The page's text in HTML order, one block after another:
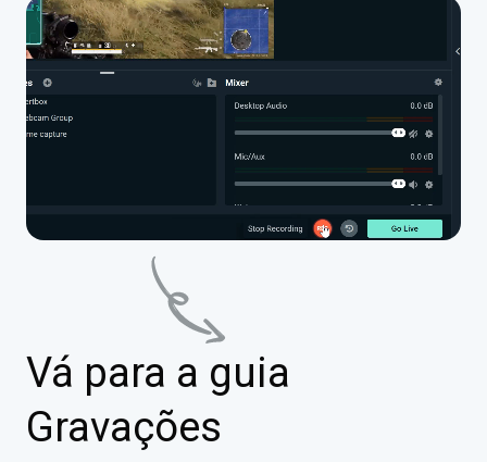
Vá para a guia
Gravações